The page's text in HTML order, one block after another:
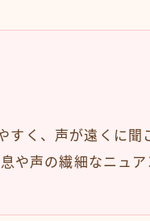
すく、声が遠くに聞
や声の繊細なニュ